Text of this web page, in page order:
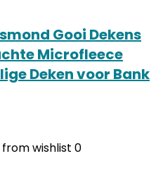
Gooi Dekens
Microfleece
Deken voor Bank
wishlist 0